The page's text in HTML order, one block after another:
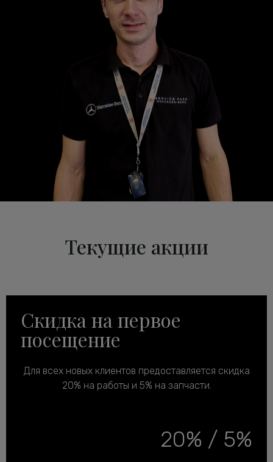
Текущие акции
Скидка на первое
посещение
Для всех новых клиентов предоставляется скидка
20% на работы и 5% на запчасти.
20% / 5%